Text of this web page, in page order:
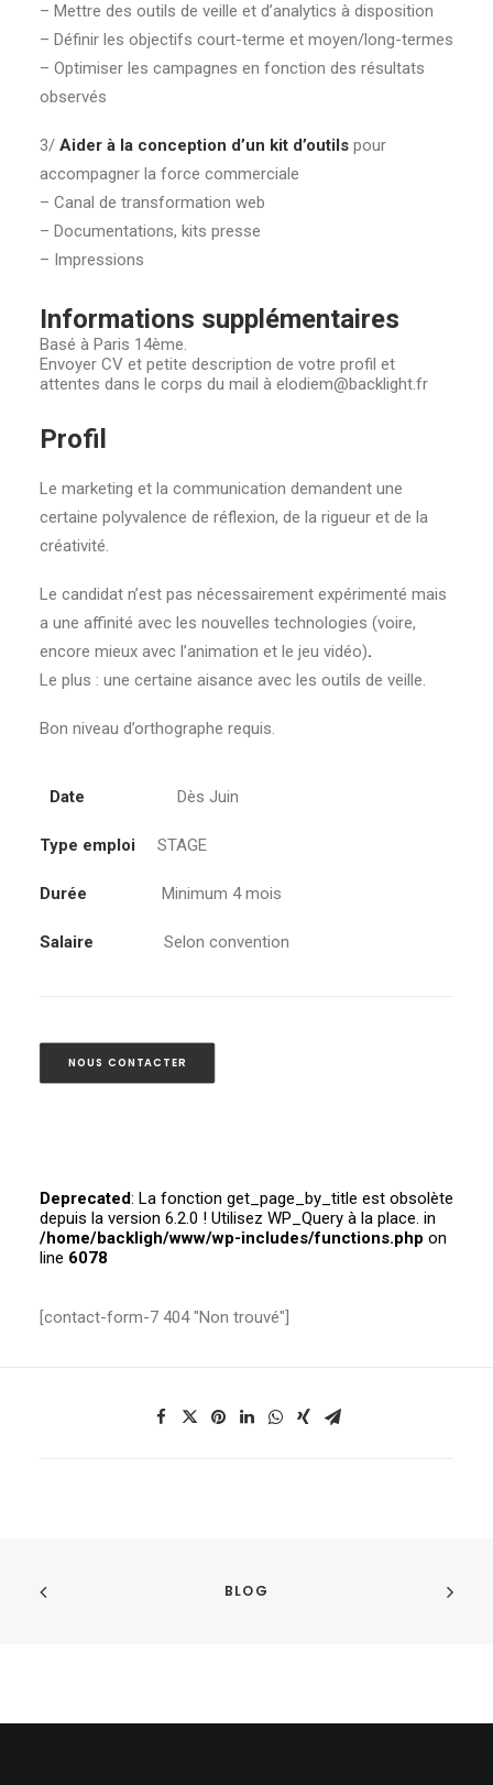
– Mettre des outils de veille et d’analytics à disposition
– Définir les objectifs court-terme et moyen/long-termes
– Optimiser les campagnes en fonction des résultats
observés
3/ Aider à la conception d’un kit d’outils pour
accompagner la force commerciale
– Canal de transformation web
– Documentations, kits presse
– Impressions
Informations supplémentaires
Basé à Paris 14ème.
Envoyer CV et petite description de votre profil et
attentes dans le corps du mail à elodiem@backlight.fr
Profil
Le marketing et la communication demandent une
certaine polyvalence de réflexion, de la rigueur et de la
créativité.
Le candidat n’est pas nécessairement expérimenté mais
a une affinité avec les nouvelles technologies (voire,
encore mieux avec l’animation et le jeu vidéo).
Le plus : une certaine aisance avec les outils de veille.
Bon niveau d’orthographe requis.
Date Dès Juin
Type emploi STAGE
Durée Minimum 4 mois
Salaire Selon convention
NOUS CONTACTER
Deprecated: La fonction get_page_by_title est obsolète
depuis la version 6.2.0 ! Utilisez WP_Query à la place. in
/home/backligh/www/wp-includes/functions.php on
line 6078
[contact-form-7 404 "Non trouvé"]
BLOG